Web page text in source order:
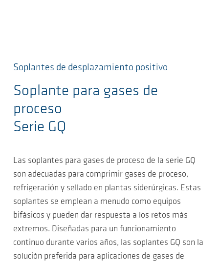
Soplantes de desplazamiento positivo
Soplante para gases de
proceso
Serie GQ
Las soplantes para gases de proceso de la serie GQ
son adecuadas para comprimir gases de proceso,
refrigeración y sellado en plantas siderúrgicas. Estas
soplantes se emplean a menudo como equipos
bifásicos y pueden dar respuesta a los retos más
extremos. Diseñadas para un funcionamiento
continuo durante varios años, las soplantes GQ son la
solución preferida para aplicaciones de gases de